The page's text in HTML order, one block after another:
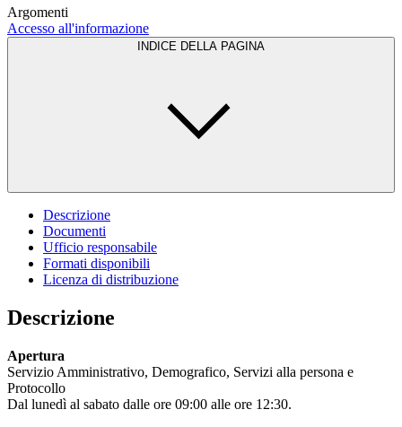
Argomenti
Accesso all'informazione
INDICE DELLA PAGINA
Descrizione
Documenti
Ufficio responsabile
Formati disponibili
Licenza di distribuzione
Descrizione
Apertura
Servizio Amministrativo, Demografico, Servizi alla persona e
Protocollo
Dal lunedì al sabato dalle ore 09:00 alle ore 12:30.